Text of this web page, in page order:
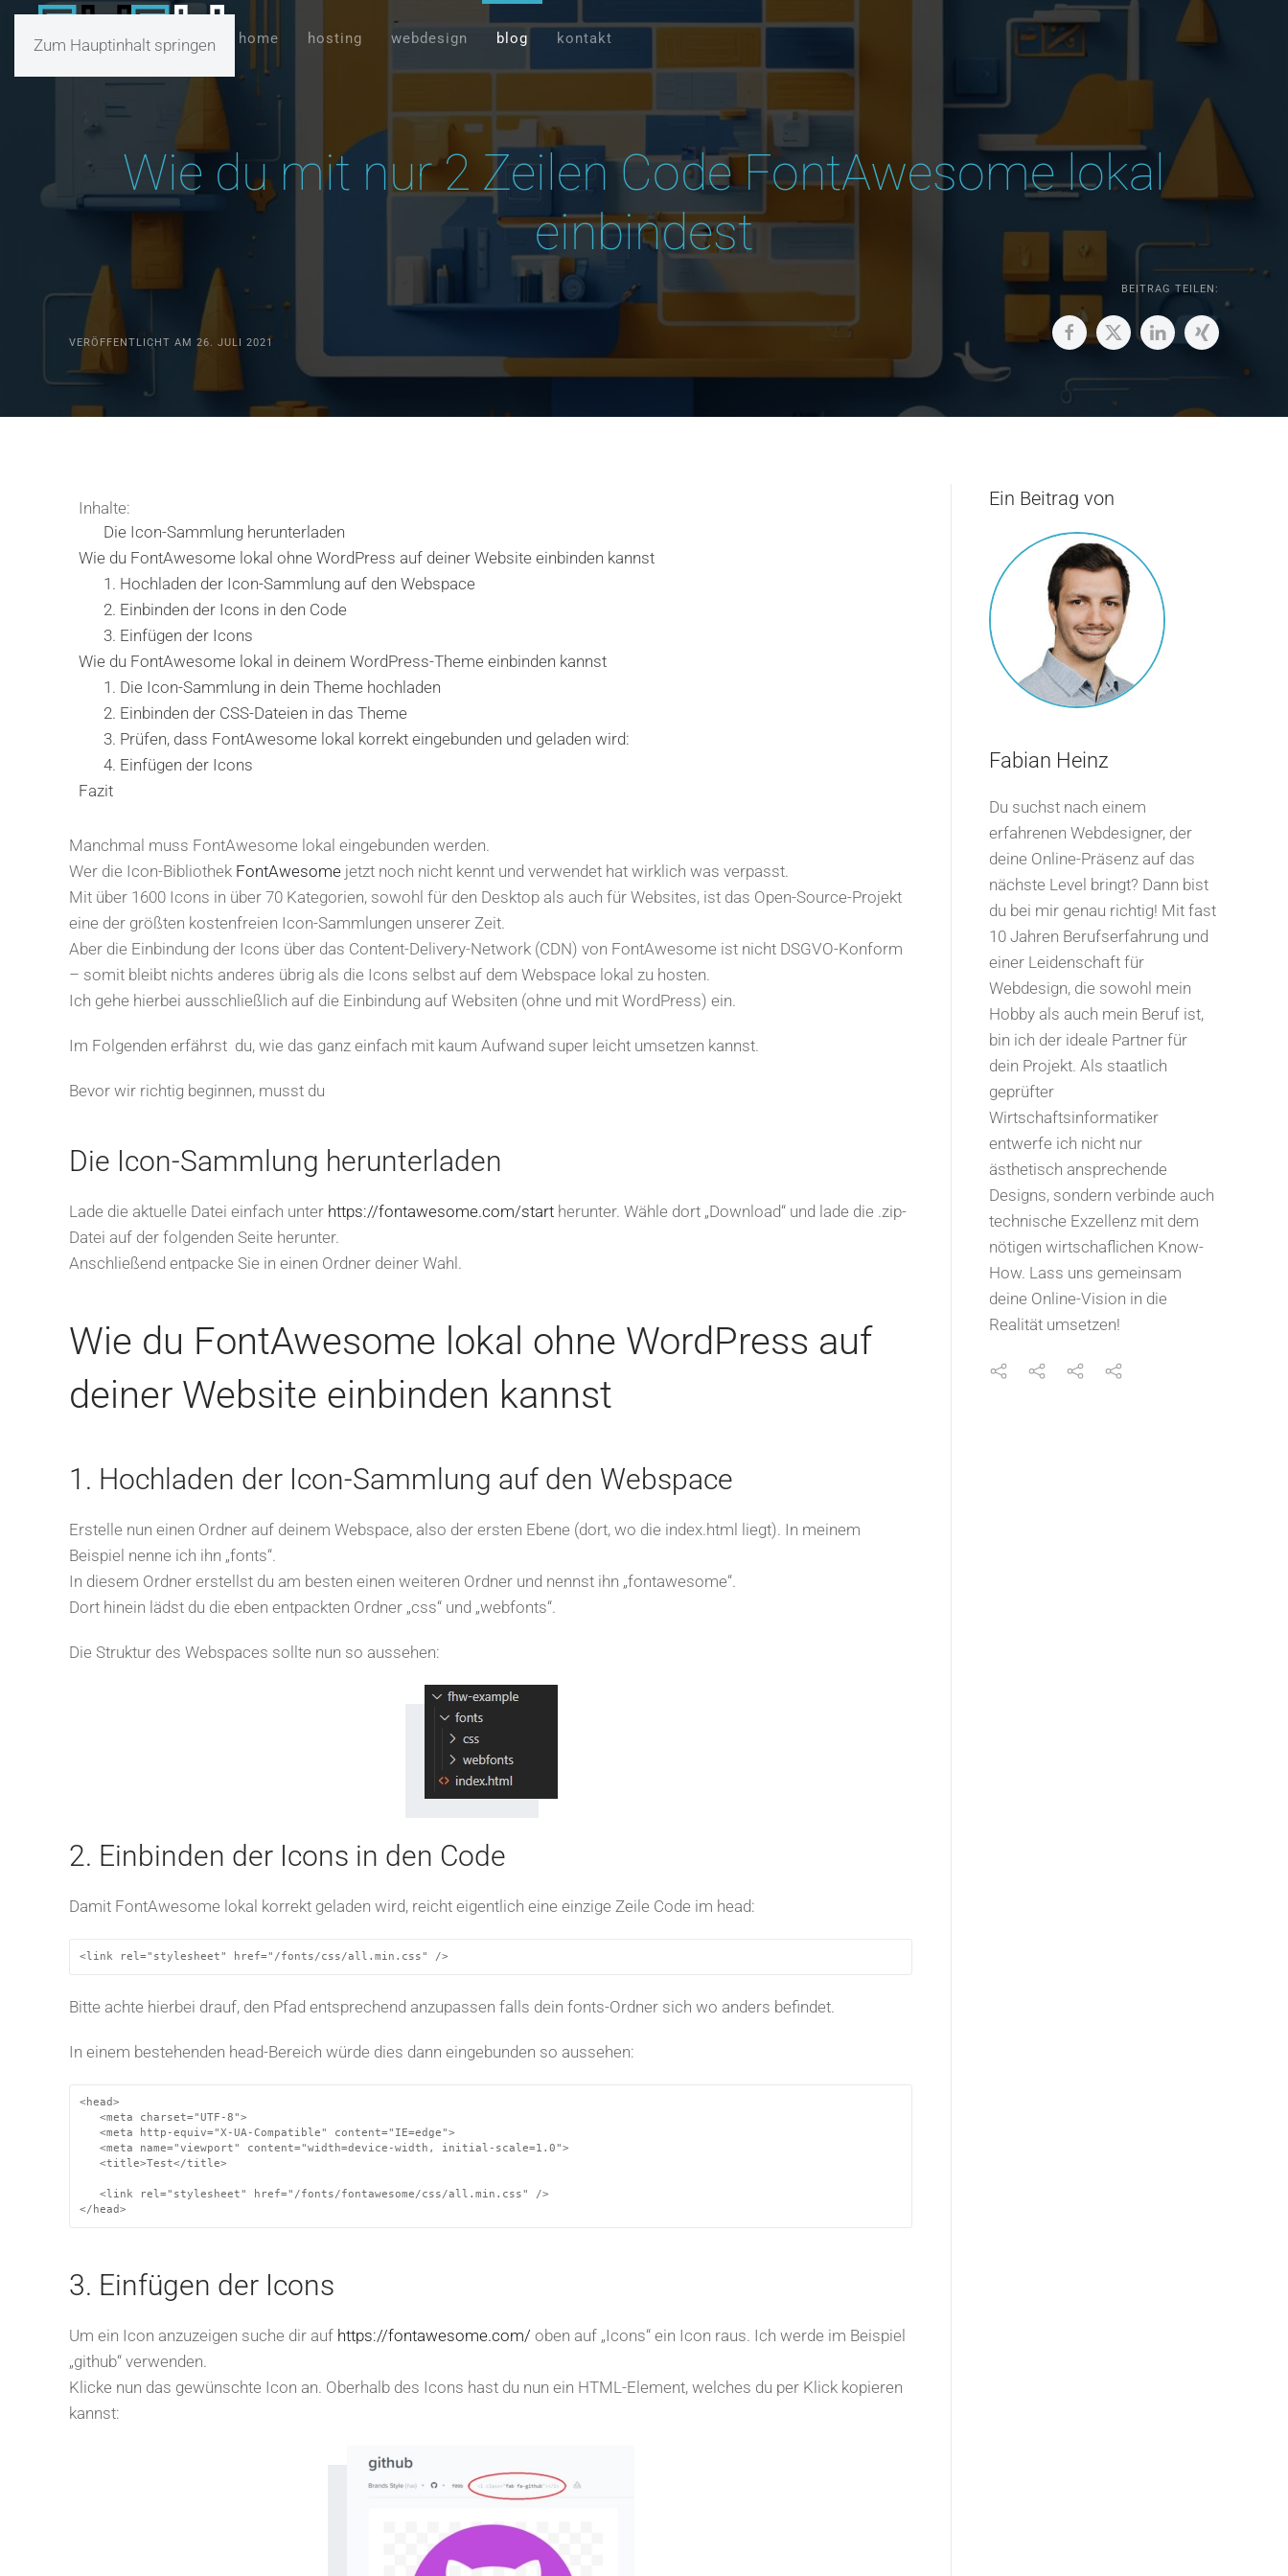
Zum Hauptinhalt springen home hosting webdesign blog kontakt
Wie du mit nur 2 Zeilen Code FontAwesome lokal
einbindest
VERÖFFENTLICHT AM 26. JULI 2021
BEITRAG TEILEN:
Inhalte:
Die Icon-Sammlung herunterladen
Wie du FontAwesome lokal ohne WordPress auf deiner Website einbinden kannst
1. Hochladen der Icon-Sammlung auf den Webspace
2. Einbinden der Icons in den Code
3. Einfügen der Icons
Wie du FontAwesome lokal in deinem WordPress-Theme einbinden kannst
1. Die Icon-Sammlung in dein Theme hochladen
2. Einbinden der CSS-Dateien in das Theme
3. Prüfen, dass FontAwesome lokal korrekt eingebunden und geladen wird:
4. Einfügen der Icons
Fazit
Manchmal muss FontAwesome lokal eingebunden werden.
Wer die Icon-Bibliothek FontAwesome jetzt noch nicht kennt und verwendet hat wirklich was verpasst.
Mit über 1600 Icons in über 70 Kategorien, sowohl für den Desktop als auch für Websites, ist das Open-Source-Projekt
eine der größten kostenfreien Icon-Sammlungen unserer Zeit.
Aber die Einbindung der Icons über das Content-Delivery-Network (CDN) von FontAwesome ist nicht DSGVO-Konform
– somit bleibt nichts anderes übrig als die Icons selbst auf dem Webspace lokal zu hosten.
Ich gehe hierbei ausschließlich auf die Einbindung auf Websiten (ohne und mit WordPress) ein.
Im Folgenden erfährst du, wie das ganz einfach mit kaum Aufwand super leicht umsetzen kannst.
Bevor wir richtig beginnen, musst du
Die Icon-Sammlung herunterladen
Lade die aktuelle Datei einfach unter https://fontawesome.com/start herunter. Wähle dort „Download“ und lade die .zip-
Datei auf der folgenden Seite herunter.
Anschließend entpacke Sie in einen Ordner deiner Wahl.
Wie du FontAwesome lokal ohne WordPress auf
deiner Website einbinden kannst
1. Hochladen der Icon-Sammlung auf den Webspace
Erstelle nun einen Ordner auf deinem Webspace, also der ersten Ebene (dort, wo die index.html liegt). In meinem
Beispiel nenne ich ihn „fonts“.
In diesem Ordner erstellst du am besten einen weiteren Ordner und nennst ihn „fontawesome“.
Dort hinein lädst du die eben entpackten Ordner „css“ und „webfonts“.
Die Struktur des Webspaces sollte nun so aussehen:
2. Einbinden der Icons in den Code
Damit FontAwesome lokal korrekt geladen wird, reicht eigentlich eine einzige Zeile Code im head:
<link rel="stylesheet" href="/fonts/css/all.min.css" />
Bitte achte hierbei drauf, den Pfad entsprechend anzupassen falls dein fonts-Ordner sich wo anders befindet.
In einem bestehenden head-Bereich würde dies dann eingebunden so aussehen:
<head>
<meta charset="UTF-8">
<meta http-equiv="X-UA-Compatible" content="IE=edge">
<meta name="viewport" content="width=device-width, initial-scale=1.0">
<title>Test</title>
<link rel="stylesheet" href="/fonts/fontawesome/css/all.min.css" />
</head>
3. Einfügen der Icons
Um ein Icon anzuzeigen suche dir auf https://fontawesome.com/ oben auf „Icons“ ein Icon raus. Ich werde im Beispiel
„github“ verwenden.
Klicke nun das gewünschte Icon an. Oberhalb des Icons hast du nun ein HTML-Element, welches du per Klick kopieren
kannst:
Ein Beitrag von
Fabian Heinz
Du suchst nach einem
erfahrenen Webdesigner, der
deine Online-Präsenz auf das
nächste Level bringt? Dann bist
du bei mir genau richtig! Mit fast
10 Jahren Berufserfahrung und
einer Leidenschaft für
Webdesign, die sowohl mein
Hobby als auch mein Beruf ist,
bin ich der ideale Partner für
dein Projekt. Als staatlich
geprüfter
Wirtschaftsinformatiker
entwerfe ich nicht nur
ästhetisch ansprechende
Designs, sondern verbinde auch
technische Exzellenz mit dem
nötigen wirtschaflichen Know-
How. Lass uns gemeinsam
deine Online-Vision in die
Realität umsetzen!